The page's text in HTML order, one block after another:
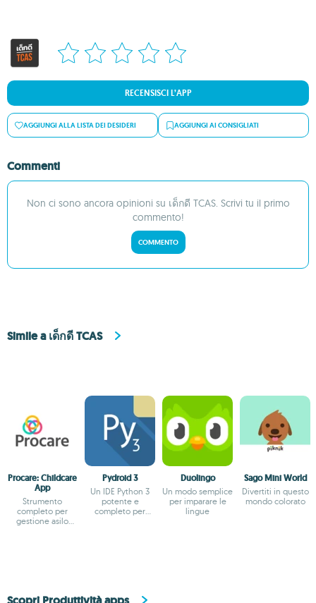
RECENSISCI L’APP
AGGIUNGI ALLA LISTA DEI DESIDERI AGGIUNGI AI CONSIGLIATI
Commenti
Non ci sono ancora opinioni su เด็กดี TCAS. Scrivi tu il primo
commento!
COMMENTO
Simile a เด็กดี TCAS
Procare: Childcare
App
Strumento
completo per
gestione asilo
Pydroid 3
Un IDE Python 3
potente e
completo per
Duolingo
Un modo semplice
per imparare le
lingue
Sago Mini World
Divertiti in questo
mondo colorato